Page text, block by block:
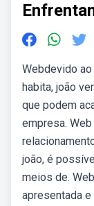
Webdevido
habita, joão
que podem
empresa.
joão, é
meios de.
apresentada